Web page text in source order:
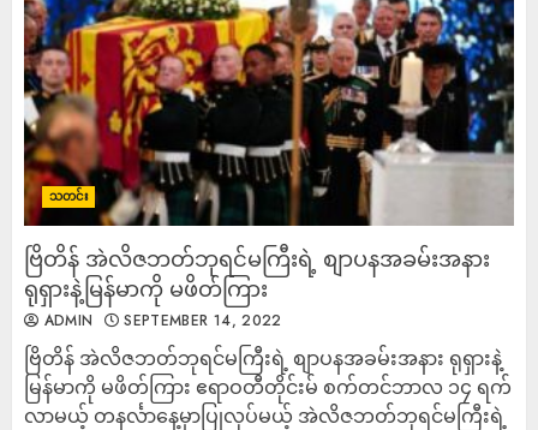
သတင်း
ဗြိတိန် အဲလိဇဘတ်ဘုရင်မကြီးရဲ့ စျာပနအခမ်းအနား
ရုရှားနဲ့မြန်မာကို မဖိတ်ကြား
ADMIN SEPTEMBER 14, 2022
ဗြိတိန် အဲလိဇဘတ်ဘုရင်မကြီးရဲ့ စျာပနအခမ်းအနား ရုရှားနဲ့
မြန်မာကို မဖိတ်ကြား ဧရာဝတီတိုင်းမ် စက်တင်ဘာလ ၁၄ ရက်
လာမယ့် တနင်္လာနေ့မှာပြုလုပ်မယ့် အဲလိဇဘတ်ဘုရင်မကြီးရဲ့